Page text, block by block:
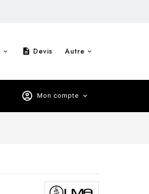
description Devis Autre
account_circle Mon compte expand_more